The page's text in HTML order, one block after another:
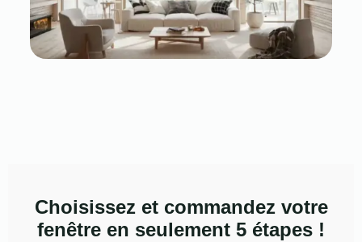
Choisissez et commandez votre
fenêtre en seulement 5 étapes !